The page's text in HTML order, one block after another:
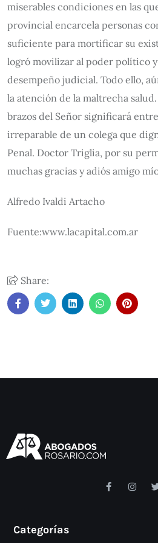
miserables condiciones en las
provincial encarcela personas
suficiente para mortificar su
logró movilizar al poder político
desempeño judicial. Todo ello,
la atención de la maltrecha
brazos del Señor significará
irreparable de un colega que
Penal. Doctor Triglia, por su
muchas gracias y adiós amigo
Alfredo Ivaldi Artacho
Fuente:www.lacapital.com.ar
Share:
Categorías